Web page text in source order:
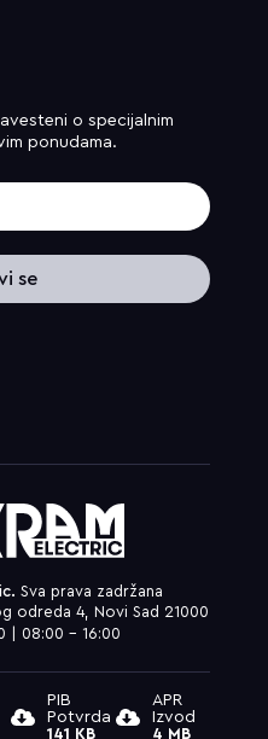
o specijalnim
ponudama.
se
Sva prava zadržana
odreda 4, Novi Sad 21000
| 08:00 – 16:00
PIB
Potvrda
141 KB
APR
Izvod
4 MB